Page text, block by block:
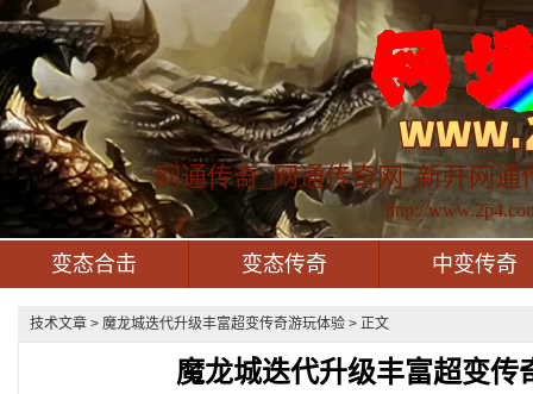
网通传奇_网通传奇网_新开网通
http://
变态合击 变态传奇 中变传奇
技术文章 > 魔龙城迭代升级丰富超变传奇游玩体验 > 正文
魔龙城迭代升级丰富超变传